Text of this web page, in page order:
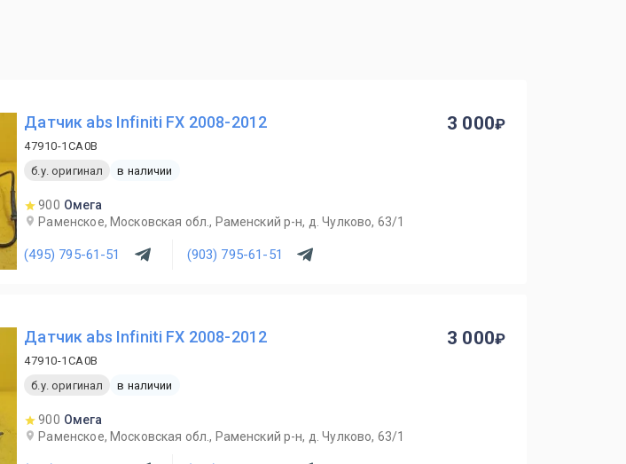
Датчик abs Infiniti FX 2008-2012
47910-1CA0B
б.у. оригинал
в наличии
900 Омега
Раменское, Московская обл., Раменский р-н, д. Чулково, 63/1
(495) 795-61-51 (903) 795-61-51
3 000
Датчик abs Infiniti FX 2008-2012
47910-1CA0B
б.у. оригинал
в наличии
900 Омега
Раменское, Московская обл., Раменский р-н, д. Чулково, 63/1
3 000